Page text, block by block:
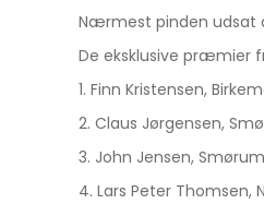
Nærmest pinden udsat
De eksklusive præmier
1. Finn Kristensen,
2. Claus Jørgensen,
3. John Jensen,
4. Lars Peter